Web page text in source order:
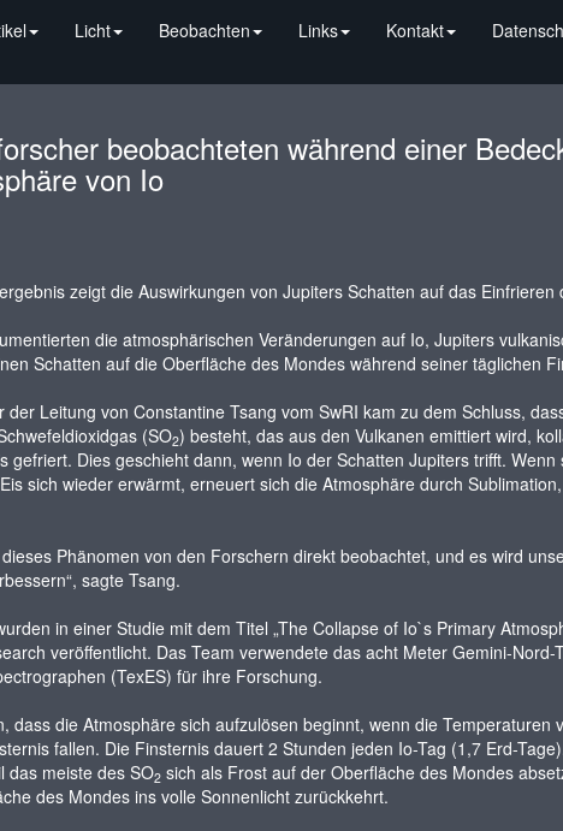
Licht Beobachten Links Kontakt
beobachteten während einer
von Io
zeigt die Auswirkungen von Jupiters Schatten auf das
die atmosphärischen Veränderungen auf Io, Jupiters
Schatten auf die Oberfläche des Mondes während seiner täglichen
der Leitung von Constantine Tsang vom SwRI kam zu dem Schluss,
(SO2) besteht, das aus den Vulkanen emittiert wird,
gefriert. Dies geschieht dann, wenn Io der Schatten Jupiters trifft.
sich wieder erwärmt, erneuert sich die Atmosphäre durch
Phänomen von den Forschern direkt beobachtet, und es wird
sagte Tsang.
in einer Studie mit dem Titel „The Collapse of Io`s Primary
veröffentlicht. Das Team verwendete das acht Meter Gemini-
(TexES) für ihre Forschung.
dass die Atmosphäre sich aufzulösen beginnt, wenn die Temperaturen
fallen. Die Finsternis dauert 2 Stunden jeden Io-Tag (1,7 Erd-
das meiste des SO2sich als Frost auf der Oberfläche des Mondes
des Mondes ins volle Sonnenlicht zurückkehrt.